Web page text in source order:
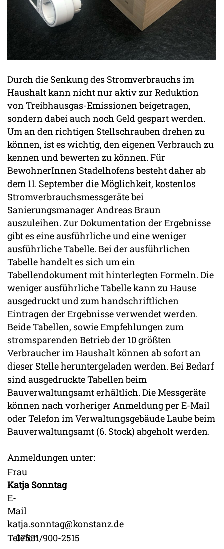
Durch die Senkung des Stromverbrauchs im
Haushalt kann nicht nur aktiv zur Reduktion
von Treibhausgas-Emissionen beigetragen,
sondern dabei auch noch Geld gespart werden.
Um an den richtigen Stellschrauben drehen zu
können, ist es wichtig, den eigenen Verbrauch zu
kennen und bewerten zu können. Für
BewohnerInnen Stadelhofens besteht daher ab
dem 11. September die Möglichkeit, kostenlos
Stromverbrauchsmessgeräte bei
Sanierungsmanager Andreas Braun
auszuleihen. Zur Dokumentation der Ergebnisse
gibt es eine ausführliche und eine weniger
ausführliche Tabelle. Bei der ausführlichen
Tabelle handelt es sich um ein
Tabellendokument mit hinterlegten Formeln. Die
weniger ausführliche Tabelle kann zu Hause
ausgedruckt und zum handschriftlichen
Eintragen der Ergebnisse verwendet werden.
Beide Tabellen, sowie Empfehlungen zum
stromsparenden Betrieb der 10 größten
Verbraucher im Haushalt können ab sofort an
dieser Stelle heruntergeladen werden. Bei Bedarf
sind ausgedruckte Tabellen beim
Bauverwaltungsamt erhältlich. Die Messgeräte
können nach vorheriger Anmeldung per E-Mail
oder Telefon im Verwaltungsgebäude Laube beim
Bauverwaltungsamt (6. Stock) abgeholt werden.
Anmeldungen unter:
Frau
Katja Sonntag
E-
Mail
katja.sonntag@konstanz.de
Telefon
07531/900-2515